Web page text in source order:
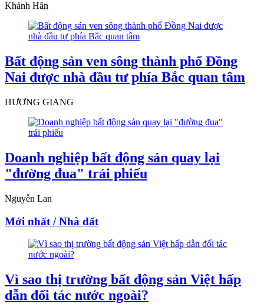
Khánh Hân
Bất động sản ven sông thành phố Đồng
Nai được nhà đầu tư phía Bắc quan tâm
HƯƠNG GIANG
Doanh nghiệp bất động sản quay lại
"đường đua" trái phiếu
Nguyễn Lan
Mới nhất / Nhà đất
Vì sao thị trường bất động sản Việt hấp
dẫn đối tác nước ngoài?